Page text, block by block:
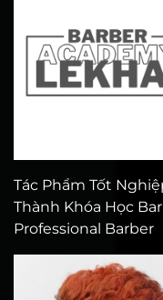
Tác Phẩm Tốt
Thành Khóa Học
Professional Barber